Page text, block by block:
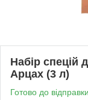
Набір спецій
Арцах (3 л)
Готово до відправки